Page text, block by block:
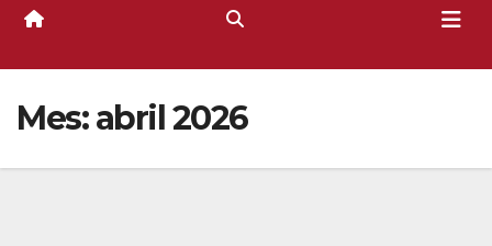
Mes:abril 2026